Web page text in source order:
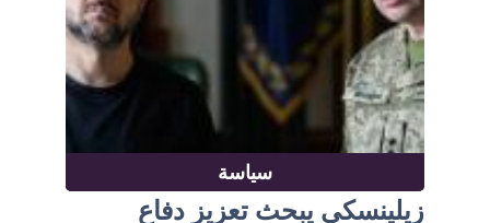
سياسة
زيلينسكي يبحث تعزيز دفاع